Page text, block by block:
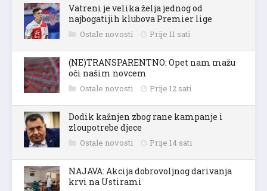
Vatreni je velika želja jednog od
najbogatijih klubova Premier lige
Ostale novosti Prije 11 sati
(NE)TRANSPARENTNO: Opet nam mažu
oči našim novcem
Ostale novosti Prije 12 sati
Dodik kažnjen zbog rane kampanje i
zloupotrebe djece
Ostale novosti Prije 14 sati
NAJAVA: Akcija dobrovoljnog darivanja
krvi na Ustirami